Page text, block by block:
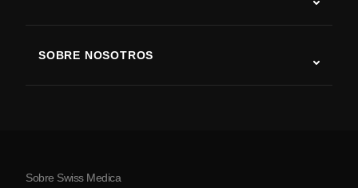
Enfermedad de Parkinson
Artritis
SOBRE NOSOTROS
Sobre Serbia
Sobre Swiss Medica